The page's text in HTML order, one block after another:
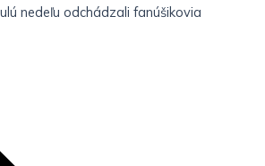
nedeľu odchádzali fanúšikovia